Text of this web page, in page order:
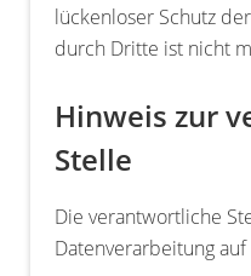
lückenloser Schutz
durch Dritte ist nicht
Hinweis zur
Stelle
Die verantwortliche
Datenverarbeitung